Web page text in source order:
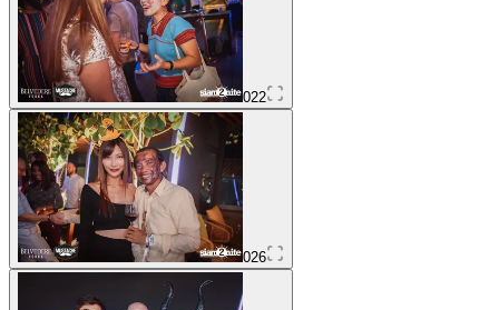
022
026